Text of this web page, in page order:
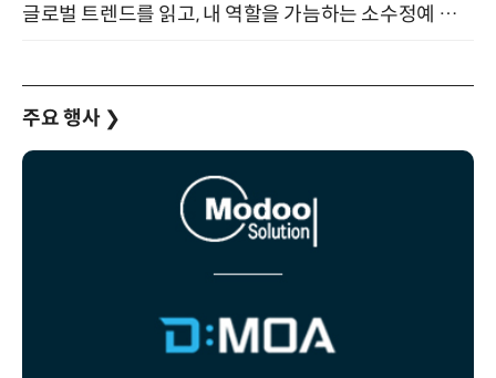
글로벌 트렌드를 읽고, 내 역할을 가늠하는 소수정예 실습 워크숍 (8/28)
주요 행사 ❯